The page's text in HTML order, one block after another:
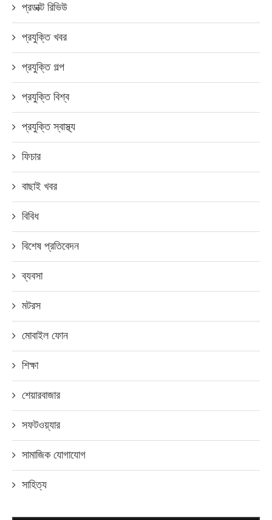
প্রডাক্ট রিভিউ
প্রযুক্তি খবর
প্রযুক্তি গল্প
প্রযুক্তি বিশ্ব
প্রযুক্তি স্বাস্থ্য
ফিচার
বাছাই খবর
বিবিধ
বিশেষ প্রতিবেদন
ব্যবসা
মটরস
মোবাইল ফোন
শিক্ষা
শেয়ারবাজার
সফটওয়্যার
সামাজিক যোগাযোগ
সাহিত্য